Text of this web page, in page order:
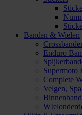
Banden & Wielen
Enduro
Supermoto
Complete
Velgen,